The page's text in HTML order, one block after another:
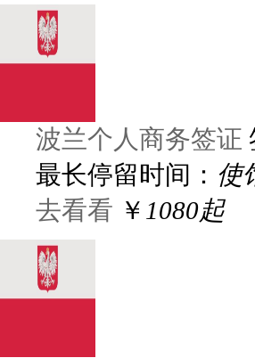
波兰个人商务签证
最长停留时间： 使
去看看 ￥ 1080起